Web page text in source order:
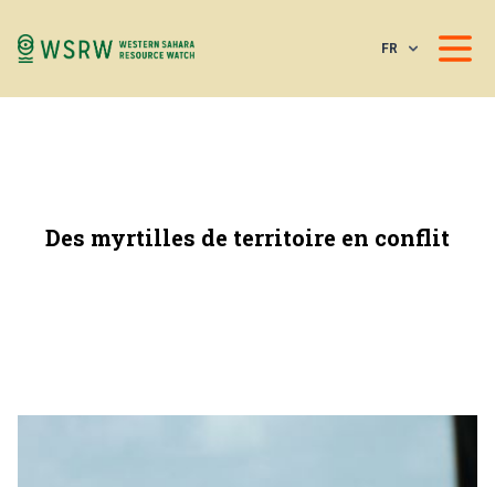
FR
Des myrtilles de territoire en conflit